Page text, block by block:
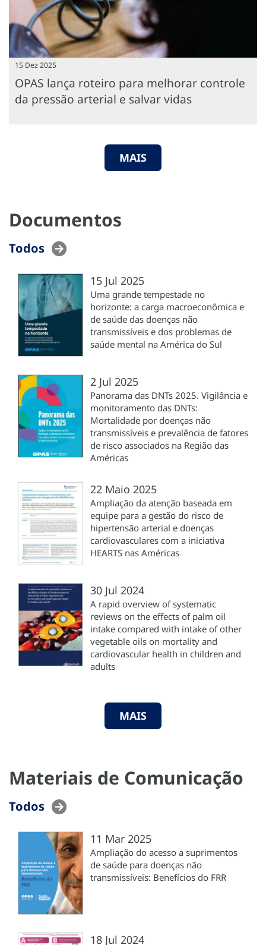
15 Dez 2025
OPAS lança roteiro para melhorar controle
da pressão arterial e salvar vidas
MAIS
Documentos
Todos
15 Jul 2025
Uma grande tempestade no
horizonte: a carga macroeconômica e
de saúde das doenças não
transmissíveis e dos problemas de
saúde mental na América do Sul
2 Jul 2025
Panorama das DNTs 2025. Vigilância e
monitoramento das DNTs:
Mortalidade por doenças não
transmissíveis e prevalência de fatores
de risco associados na Região das
Américas
22 Maio 2025
Ampliação da atenção baseada em
equipe para a gestão do risco de
hipertensão arterial e doenças
cardiovasculares com a iniciativa
HEARTS nas Américas
30 Jul 2024
A rapid overview of systematic
reviews on the effects of palm oil
intake compared with intake of other
vegetable oils on mortality and
cardiovascular health in children and
adults
MAIS
Materiais de Comunicação
Todos
11 Mar 2025
Ampliação do acesso a suprimentos
de saúde para doenças não
transmissíveis: Benefícios do FRR
18 Jul 2024